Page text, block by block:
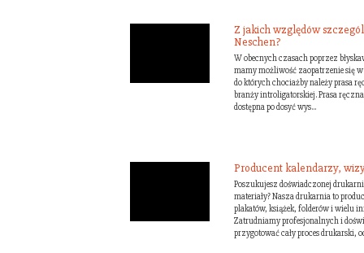
Z jakich względów
Neschen?
W obecnych czasach poprzez
mamy możliwość zaopatrzenie się
do których chociażby należy prasa
branży introligatorskiej. Prasa
dostępna po dosyć wys...
Producent kalendarzy,
Poszukujesz doświadczonej
materiały? Nasza drukarnia to
plakatów, książek, folderów i wielu
Zatrudniamy profesjonalnych i
przygotować cały proces drukarski,